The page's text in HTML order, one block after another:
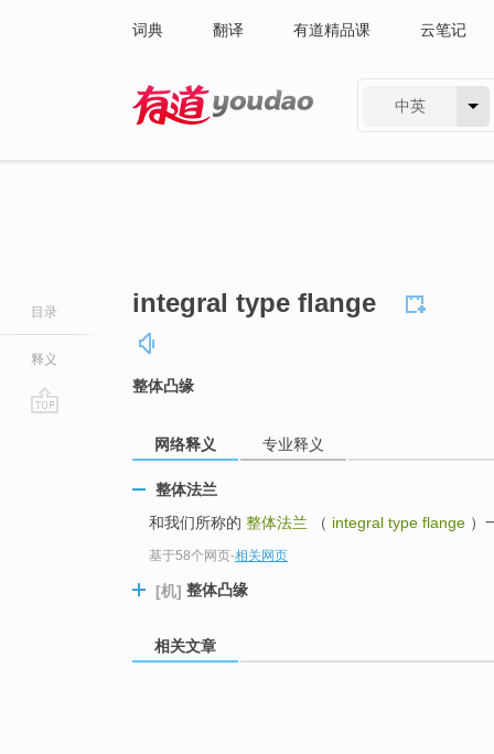
词典 翻译 有道精品课 云笔记
中英
目录
释义
integral type flange
整体凸缘
网络释义 专业释义
整体法兰
和我们所称的 整体法兰 （ integral type flange ）
基于58个网页-相关网页
[机] 整体凸缘
相关文章